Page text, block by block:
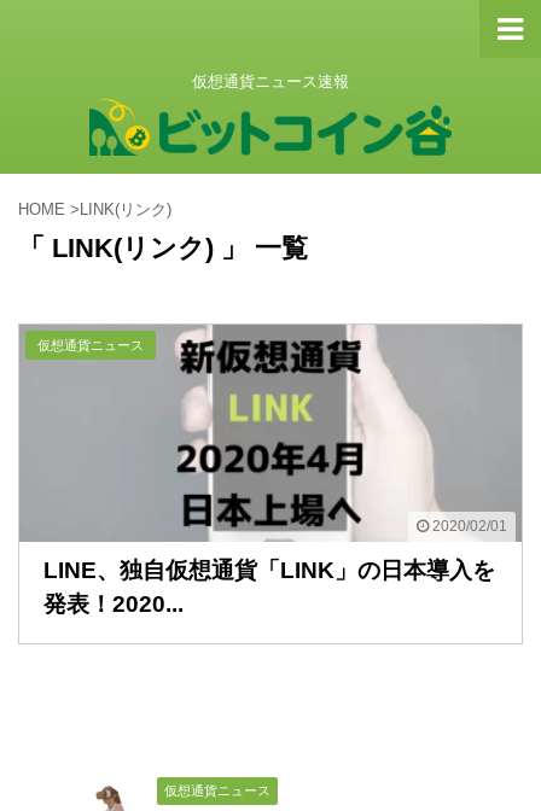
仮想通貨ニュース速報
HOME > LINK(リンク)
「 LINK(リンク) 」 一覧
2020/02/01
仮想通貨ニュース
LINE、独自仮想通貨「LINK」の日本導入を
発表！2020...
仮想通貨ニュース